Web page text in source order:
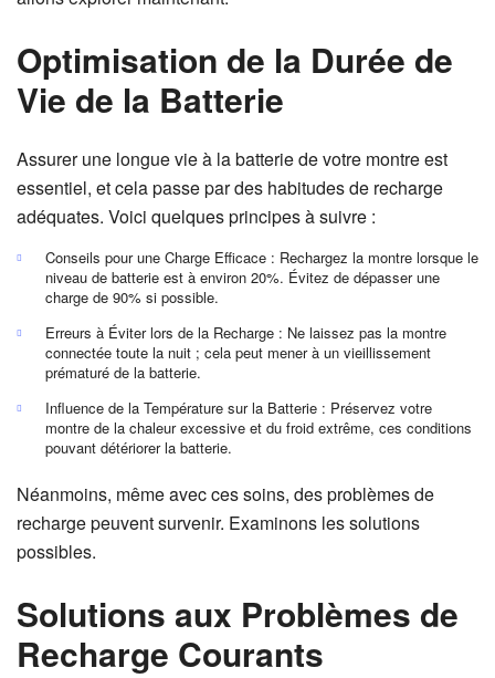
Optimisation de la Durée de
Vie de la Batterie
Assurer une longue vie à la batterie de votre montre est
essentiel, et cela passe par des habitudes de recharge
adéquates. Voici quelques principes à suivre :
Conseils pour une Charge Efficace : Rechargez la montre lorsque le
niveau de batterie est à environ 20%. Évitez de dépasser une
charge de 90% si possible.
Erreurs à Éviter lors de la Recharge : Ne laissez pas la montre
connectée toute la nuit ; cela peut mener à un vieillissement
prématuré de la batterie.
Influence de la Température sur la Batterie : Préservez votre
montre de la chaleur excessive et du froid extrême, ces conditions
pouvant détériorer la batterie.
Néanmoins, même avec ces soins, des problèmes de
recharge peuvent survenir. Examinons les solutions
possibles.
Solutions aux Problèmes de
Recharge Courants